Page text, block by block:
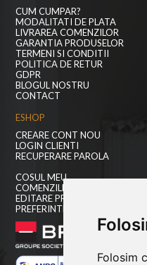
Folosim
CUM CUMPAR?
MODALITATI DE PLATA
LIVRAREA COMENZILOR
GARANTIA PRODUSELOR
TERMENI SI CONDITII
POLITICA DE RETUR
GDPR
BLOGUL NOSTRU
CONTACT
ESHOP
CREARE CONT NOU
LOGIN CLIENTI
RECUPERARE PAROLA
COSUL MEU
COMENZILE MELE
EDITARE PROFIL
PREFERINTE COOKIES